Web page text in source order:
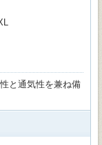
と通気性を兼ね備